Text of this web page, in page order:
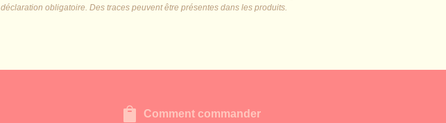
déclaration obligatoire. Des traces peuvent être présentes dans les produits.
 Comment commander